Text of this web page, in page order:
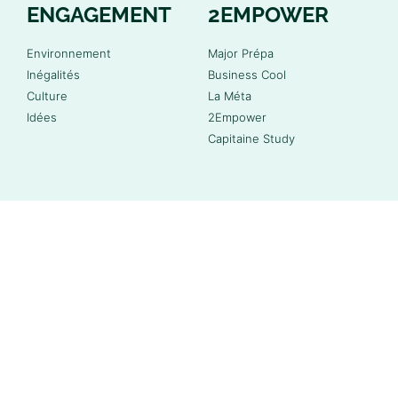
ENGAGEMENT
Environnement
Inégalités
Culture
Idées
2EMPOWER
Major Prépa
Business Cool
La Méta
2Empower
Capitaine Study